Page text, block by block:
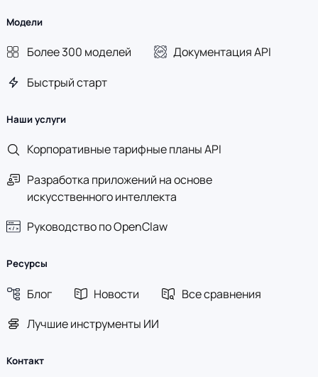
Модели
Более 300 моделей
Документация API
Быстрый старт
Наши услуги
Корпоративные тарифные планы API
Разработка приложений на основе
искусственного интеллекта
Руководство по OpenClaw
Ресурсы
Блог Новости
Все сравнения
Лучшие инструменты ИИ
Контакт